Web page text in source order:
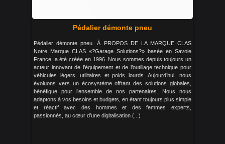
Pédalier démonte pneu
Pédalier démonte pneu. À PROPOS DE LA MARQUE CLAS
Notre Marque CLAS «?Garage Solutions?» basée en Savoie
France, a été créée en 1996. Nous sommes depuis toujours un
acteur innovant de l’équipement et de l’outillage technique pour
véhicules légers, utilitaires et poids lourds. Aujourd’hui, nous
évoluons vers un écosystème offrant des solutions globales,
bénéfique pour l’ensemble de nos partenaires. Nous nous
adaptons à vos besoins et budgets, en étant toujours plus simple
et réactif avec des hommes et des femmes experts,
passionnés, au cœur d’une digitalisation (...)